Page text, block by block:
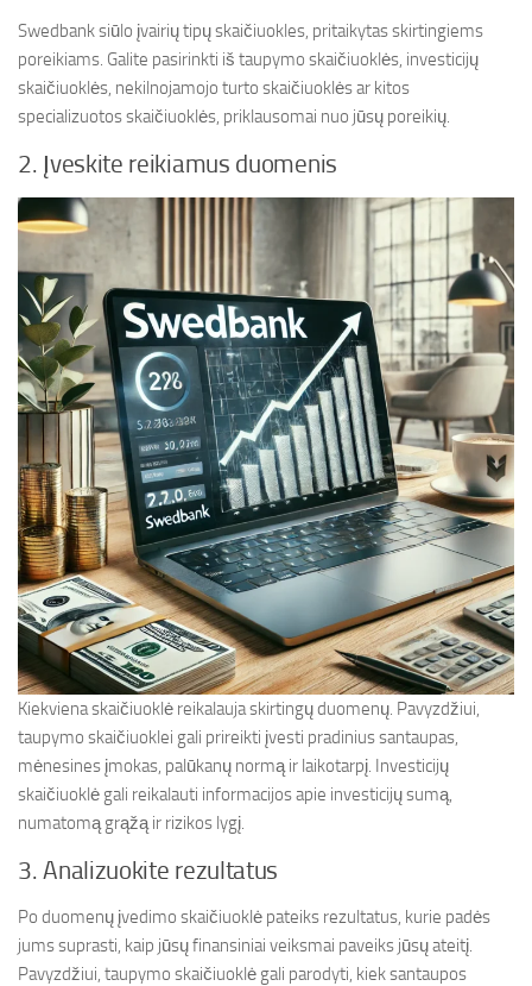
Swedbank siūlo įvairių tipų skaičiuokles, pritaikytas skirtingiems
poreikiams. Galite pasirinkti iš taupymo skaičiuoklės, investicijų
skaičiuoklės, nekilnojamojo turto skaičiuoklės ar kitos
specializuotos skaičiuoklės, priklausomai nuo jūsų poreikių.
2. Įveskite reikiamus duomenis
Kiekviena skaičiuoklė reikalauja skirtingų duomenų. Pavyzdžiui,
taupymo skaičiuoklei gali prireikti įvesti pradinius santaupas,
mėnesines įmokas, palūkanų normą ir laikotarpį. Investicijų
skaičiuoklė gali reikalauti informacijos apie investicijų sumą,
numatomą grąžą ir rizikos lygį.
3. Analizuokite rezultatus
Po duomenų įvedimo skaičiuoklė pateiks rezultatus, kurie padės
jums suprasti, kaip jūsų finansiniai veiksmai paveiks jūsų ateitį.
Pavyzdžiui, taupymo skaičiuoklė gali parodyti, kiek santaupos